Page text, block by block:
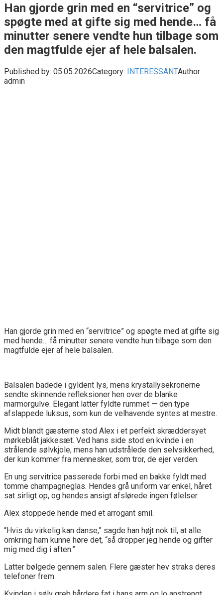
Han gjorde grin med en “servitrice” og
spøgte med at gifte sig med hende… få
minutter senere vendte hun tilbage som
den magtfulde ejer af hele balsalen.
Published by: 05.05.2026Category: INTERESSANTAuthor:
admin
Han gjorde grin med en “servitrice” og spøgte med at gifte sig
med hende… få minutter senere vendte hun tilbage som den
magtfulde ejer af hele balsalen.
Balsalen badede i gyldent lys, mens krystallysekronerne
sendte skinnende refleksioner hen over de blanke
marmorgulve. Elegant latter fyldte rummet — den type
afslappede luksus, som kun de velhavende syntes at mestre.
Midt blandt gæsterne stod Alex i et perfekt skræddersyet
mørkeblåt jakkesæt. Ved hans side stod en kvinde i en
strålende sølvkjole, mens han udstrålede den selvsikkerhed,
der kun kommer fra mennesker, som tror, de ejer verden.
En ung servitrice passerede forbi med en bakke fyldt med
tomme champagneglas. Hendes grå uniform var enkel, håret
sat sirligt op, og hendes ansigt afslørede ingen følelser.
Alex stoppede hende med et arrogant smil.
“Hvis du virkelig kan danse,” sagde han højt nok til, at alle
omkring ham kunne høre det, “så dropper jeg hende og gifter
mig med dig i aften.”
Latter bølgede gennem salen. Flere gæster hev straks deres
telefoner frem.